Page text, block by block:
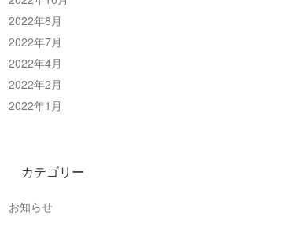
2022年8月
2022年7月
2022年4月
2022年2月
2022年1月
カテゴリー
お知らせ